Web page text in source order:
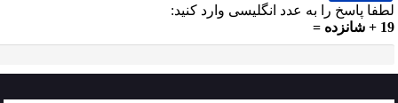
لطفا پاسخ را به عدد انگلیسی وارد کنید:
19 + شانزده =